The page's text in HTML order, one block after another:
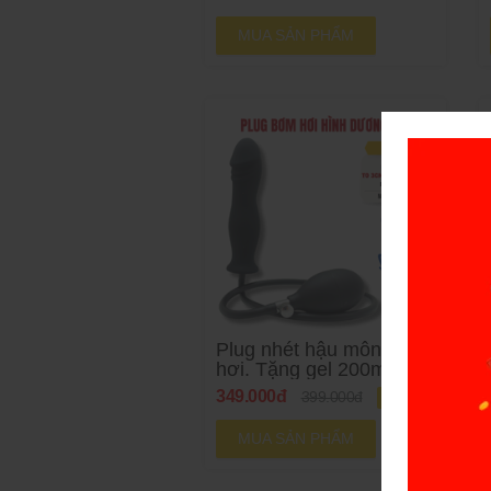
200ML
MUA SẢN PHẨM
Plug nhét hậu môn bơm
hơi. Tặng gel 200ml.
349.000đ
MUA SẢN PHẨM